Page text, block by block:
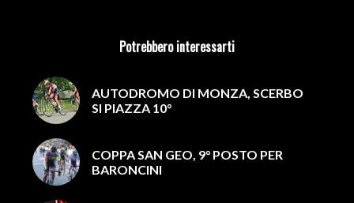
Potrebbero interessarti
AUTODROMO DI MONZA, SCERBO
SI PIAZZA 10°
COPPA SAN GEO, 9° POSTO PER
BARONCINI